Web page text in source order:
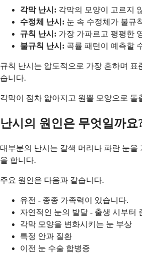
각막 난시: 각막의 모양이 고르지
수정체 난시: 눈 속 수정체가 불규
규칙 난시: 가장 가파르고 평평한
불규칙 난시: 곡률 패턴이 예측할
규칙 난시는 압도적으로 가장 흔하며
습니다.
각막이 점차 얇아지고 원뿔 모양으로
난시의 원인은 무엇일까요
대부분의 난시는 갈색 머리나 파란 눈
을 합니다.
주요 원인은 다음과 같습니다.
유전 - 종종 가족력이 있습니다.
자연적인 눈의 발달 - 출생 시부터
각막 모양을 변화시키는 눈 부상
특정 안과 질환
이전 눈 수술 합병증